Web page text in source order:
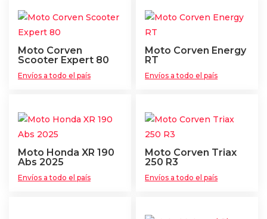
Moto Corven
Scooter Expert 80
Envíos a todo el país
Moto Corven Energy
RT
Envíos a todo el país
Moto Honda XR 190
Abs 2025
Envíos a todo el país
Moto Corven Triax
250 R3
Envíos a todo el país